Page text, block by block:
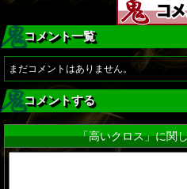
コメント一覧
まだコメントはありません。
コメントする
「高いクロス」に関